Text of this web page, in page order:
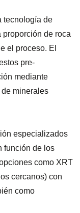
tecnología de
de roca
el proceso. El
pre-
mediante
minerales
especializados
función de los
como XRT
cercanos) con
como